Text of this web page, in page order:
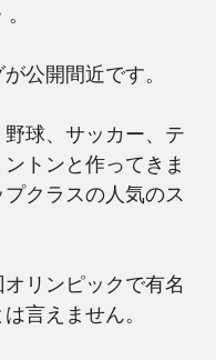
公開間近です。
球、サッカー、テ
トンと作ってきま
クラスの人気のス
リンピックで有名
言えません。